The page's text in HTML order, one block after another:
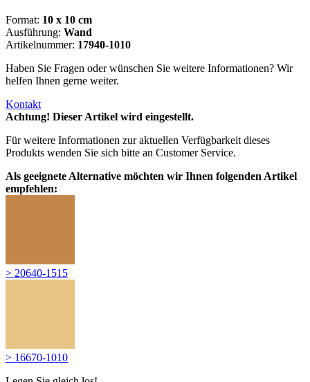
Format: 10 x 10 cm
Ausführung: Wand
Artikelnummer: 17940-1010
Haben Sie Fragen oder wünschen Sie weitere Informationen? Wir
helfen Ihnen gerne weiter.
Kontakt
Achtung! Dieser Artikel wird eingestellt.
Für weitere Informationen zur aktuellen Verfügbarkeit dieses
Produkts wenden Sie sich bitte an Customer Service.
Als geeignete Alternative möchten wir Ihnen folgenden Artikel
empfehlen:
> 20640-1515
> 16670-1010